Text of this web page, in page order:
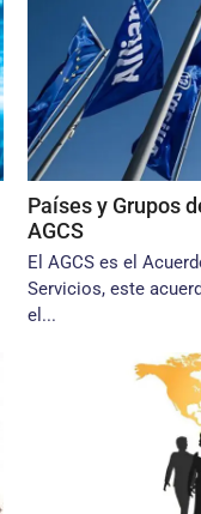
Países y Grupos
AGCS
El AGCS es el
Servicios, este
el...